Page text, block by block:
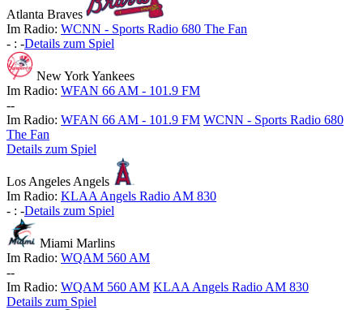
Atlanta Braves
Im Radio: WCNN - Sports Radio 680 The Fan
- : -Details zum Spiel
New York Yankees
Im Radio: WFAN 66 AM - 101.9 FM
--
Im Radio: WFAN 66 AM - 101.9 FM WCNN - Sports Radio 680
The Fan
Details zum Spiel
Los Angeles Angels
Im Radio: KLAA Angels Radio AM 830
- : -Details zum Spiel
Miami Marlins
Im Radio: WQAM 560 AM
--
Im Radio: WQAM 560 AM KLAA Angels Radio AM 830
Details zum Spiel